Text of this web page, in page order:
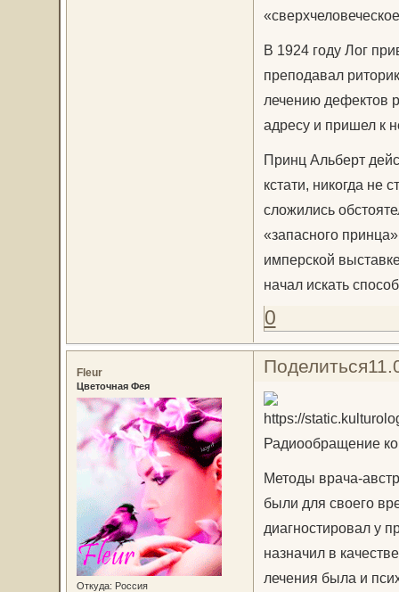
В 1924 году Лог
преподавал
лечению дефектов
адресу и пришел к
Принц Альберт
кстати, никогда не
сложились
«запасного
имперской
начал искать
0
Поделиться
Fleur
Цветочная Фея
Откуда: Россия
Радиообращение
Методы врача-
были для своего
диагностировал у
назначил в
лечения была и